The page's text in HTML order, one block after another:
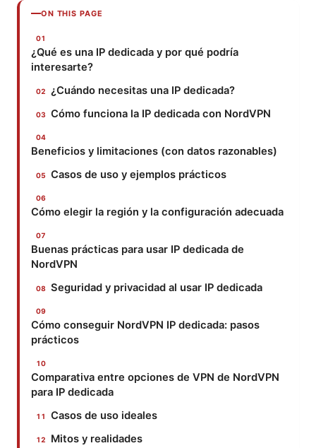
ON THIS PAGE
¿Qué es una IP dedicada y por qué podría
interesarte?
¿Cuándo necesitas una IP dedicada?
Cómo funciona la IP dedicada con NordVPN
Beneficios y limitaciones (con datos razonables)
Casos de uso y ejemplos prácticos
Cómo elegir la región y la configuración adecuada
Buenas prácticas para usar IP dedicada de
NordVPN
Seguridad y privacidad al usar IP dedicada
Cómo conseguir NordVPN IP dedicada: pasos
prácticos
Comparativa entre opciones de VPN de NordVPN
para IP dedicada
Casos de uso ideales
Mitos y realidades